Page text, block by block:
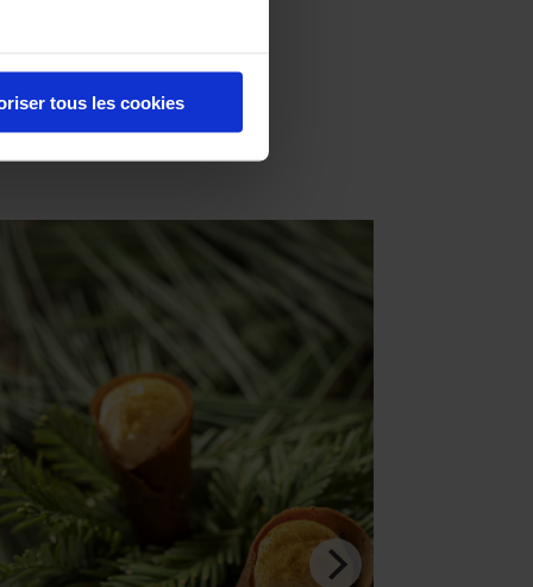
tous les cookies